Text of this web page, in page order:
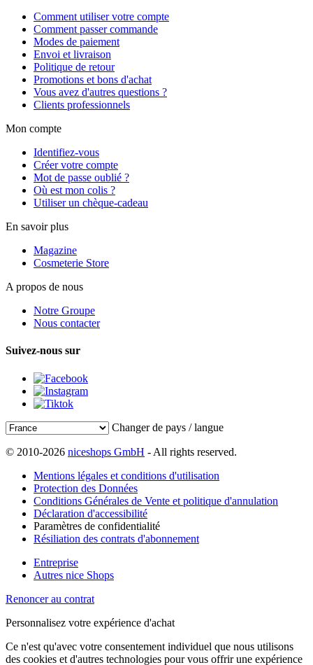
Comment utiliser votre compte
Comment passer commande
Modes de paiement
Envoi et livraison
Politique de retour
Promotions et bons d'achat
Vous avez d'autres questions ?
Clients professionnels
Mon compte
Identifiez-vous
Créer votre compte
Mot de passe oublié ?
Où est mon colis ?
Utiliser un chèque-cadeau
En savoir plus
Magazine
Cosmeterie Store
A propos de nous
Notre Groupe
Nous contacter
Suivez-nous sur
Changer de pays / langue
© 2010-2026 niceshops GmbH - All rights reserved.
Mentions légales et conditions d'utilisation
Protection des Données
Conditions Générales de Vente et politique d'annulation
Déclaration d'accessibilité
Paramètres de confidentialité
Résiliation des contrats d'abonnement
Entreprise
Autres nice Shops
Renoncer au contrat
Personnalisez votre expérience d'achat
Ce n'est qu'avec votre consentement individuel que nous utilisons
des cookies et d'autres technologies pour vous offrir une expérience